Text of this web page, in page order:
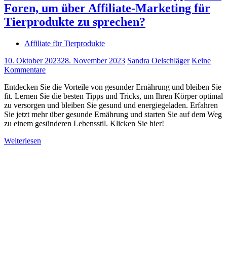
Foren, um über Affiliate-Marketing für
Tierprodukte zu sprechen?
Affiliate für Tierprodukte
10. Oktober 202328. November 2023 Sandra Oelschläger Keine
Kommentare
Entdecken Sie die Vorteile von gesunder Ernährung und bleiben Sie
fit. Lernen Sie die besten Tipps und Tricks, um Ihren Körper optimal
zu versorgen und bleiben Sie gesund und energiegeladen. Erfahren
Sie jetzt mehr über gesunde Ernährung und starten Sie auf dem Weg
zu einem gesünderen Lebensstil. Klicken Sie hier!
Weiterlesen